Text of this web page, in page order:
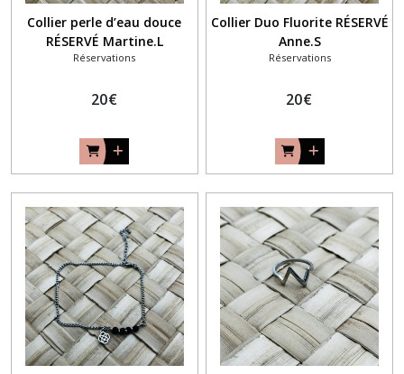
Collier perle d’eau douce
RÉSERVÉ Martine.L
Réservations
20€
Collier Duo Fluorite RÉSERVÉ
Anne.S
Réservations
20€